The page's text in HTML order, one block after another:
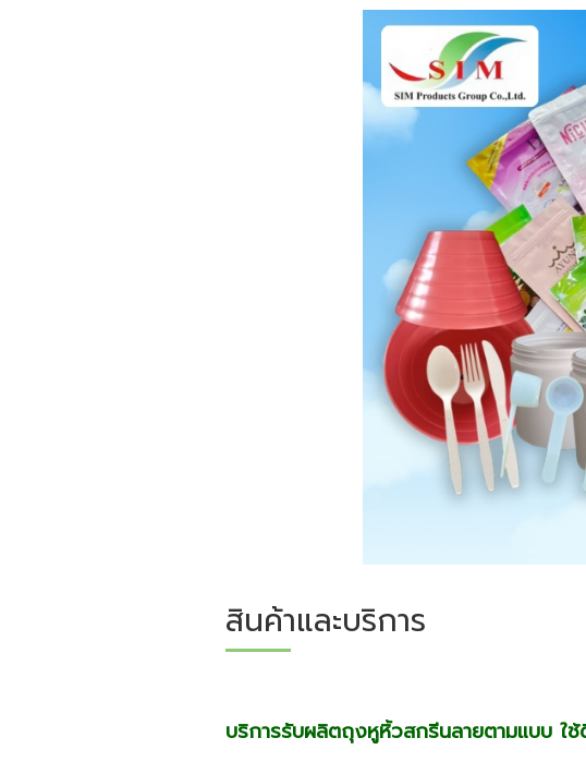
สินค้าและบริการ
บริการรับผลิตถุงหูหิ้วสกรีนลายตามแบบ ใ